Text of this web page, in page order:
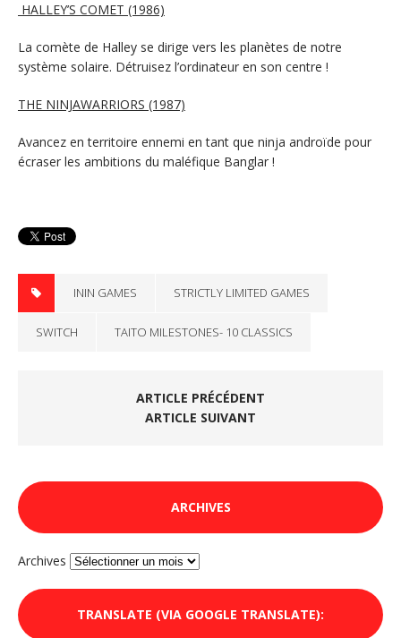
HALLEY’S COMET (1986)
La comète de Halley se dirige vers les planètes de notre
système solaire. Détruisez l’ordinateur en son centre !
THE NINJAWARRIORS (1987)
Avancez en territoire ennemi en tant que ninja androïde pour
écraser les ambitions du maléfique Banglar !
ININ GAMES STRICTLY LIMITED GAMES
SWITCH TAITO MILESTONES- 10 CLASSICS
ARTICLE PRÉCÉDENT
ARTICLE SUIVANT
ARCHIVES
Archives
TRANSLATE (VIA GOOGLE TRANSLATE):